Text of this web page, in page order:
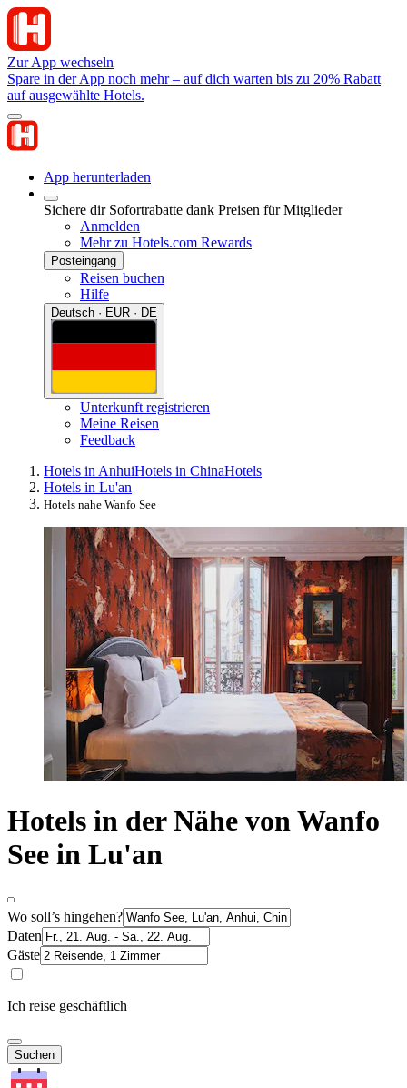
Zur App wechseln
Spare in der App noch mehr – auf dich warten bis zu 20% Rabatt
auf ausgewählte Hotels.
App herunterladen
Sichere dir Sofortrabatte dank Preisen für Mitglieder
Anmelden
Mehr zu Hotels.com Rewards
Posteingang
Reisen buchen
Hilfe
Deutsch · EUR · DE
Unterkunft registrieren
Meine Reisen
Feedback
Hotels in AnhuiHotels in ChinaHotels
Hotels in Lu'an
Hotels nahe Wanfo See
Hotels in der Nähe von Wanfo
See in Lu'an
Wo soll’s hingehen?
Daten
Gäste
Ich reise geschäftlich
Suchen